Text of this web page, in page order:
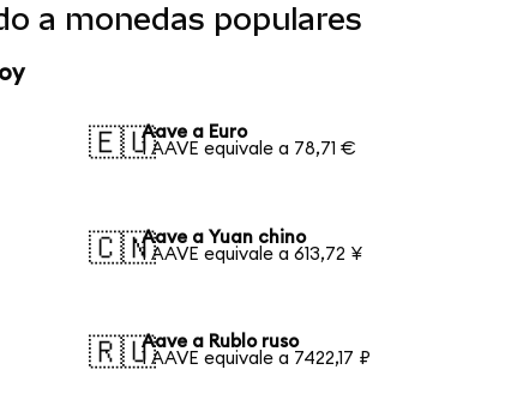
a monedas populares
🇪🇺Aave a Euro
1 AAVE equivale a 78,71 €
🇨🇳Aave a Yuan chino
1 AAVE equivale a 613,72 ¥
🇷🇺Aave a Rublo ruso
1 AAVE equivale a 7422,17 ₽